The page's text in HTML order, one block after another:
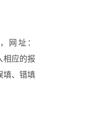
网址：
相应的报
填、错填